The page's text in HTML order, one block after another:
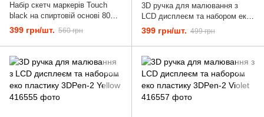
Набір скетч маркерів Touch
black на спиртовій основі 80
штук в сумці
399 грн/шт. 560 грн
3D ручка для малювання з
LCD дисплеєм та набором еко
пластику 3DPen-2 Blue
399 грн/шт. 499 грн